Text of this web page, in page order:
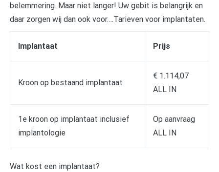
belemmering. Maar niet langer! Uw gebit is belangrijk en
daar zorgen wij dan ook voor….Tarieven voor implantaten.
Implantaat Prijs
Kroon op bestaand implantaat
€ 1.114,07
ALL IN
1e kroon op implantaat inclusief
implantologie
Op aanvraag
ALL IN
Wat kost een implantaat?